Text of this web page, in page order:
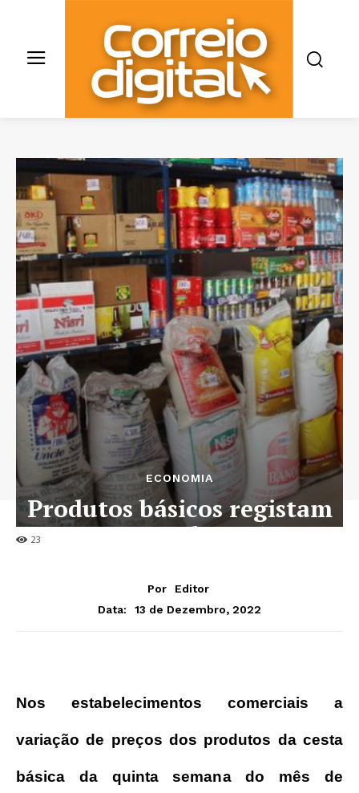
23
ECONOMIA
Produtos básicos registam
aumento de 0,16%
Por
Editor
Data:
13 de Dezembro, 2022
Nos estabelecimentos comerciais a
variação de preços dos produtos da cesta
básica da quinta semana do mês de